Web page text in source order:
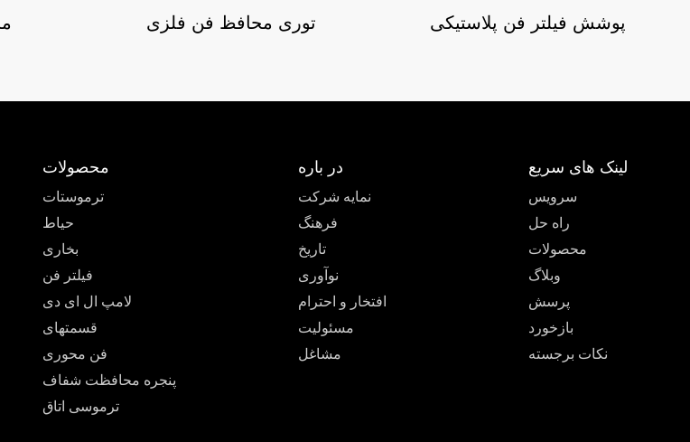
توری محافظ فن فلزی پوشش فیلتر فن پلاستیکی
محصولات
ترموستات
حیاط
بخاری
فیلتر فن
لامپ ال ای دی
قسمتهای
فن محوری
پنجره محافظت شفاف
ترموسی اتاق
در باره
نمایه شرکت
فرهنگ
تاریخ
نوآوری
افتخار و احترام
مسئوليت
مشاغل
لینک های سریع
سرویس
راه حل
محصولات
وبلاگ
پرسش
بازخورد
نکات برجسته